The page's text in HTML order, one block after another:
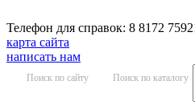
Телефон для справок: 8 8172
карта сайта
написать нам
Поиск по сайту Поиск по каталогу